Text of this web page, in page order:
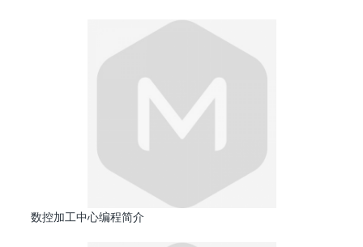
数控加工中心编程简介